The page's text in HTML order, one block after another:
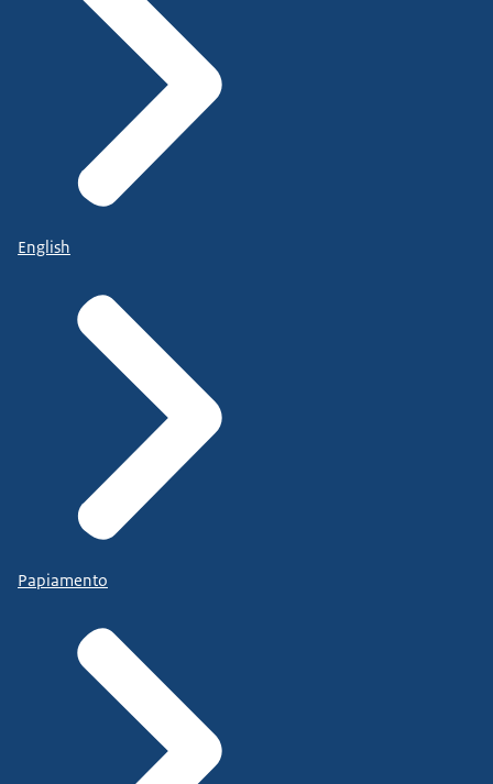
English
Papiamento